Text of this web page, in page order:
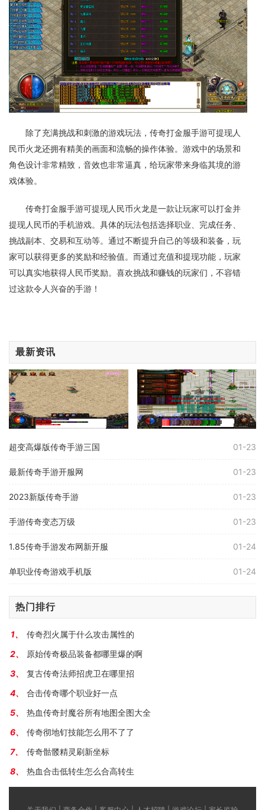
除了充满挑战和刺激的游戏玩法，传奇打金服手游可提现人
民币火龙还拥有精美的画面和流畅的操作体验。游戏中的场景和
角色设计非常精致，音效也非常逼真，给玩家带来身临其境的游
戏体验。
传奇打金服手游可提现人民币火龙是一款让玩家可以打金并
提现人民币的手机游戏。具体的玩法包括选择职业、完成任务、
挑战副本、交易和互动等。通过不断提升自己的等级和装备，玩
家可以获得更多的奖励和经验值。而通过充值和提现功能，玩家
可以真实地获得人民币奖励。喜欢挑战和赚钱的玩家们，不容错
过这款令人兴奋的手游！
最新资讯
超变高爆版传奇手游三国 01-23
最新传奇手游开服网 01-23
2023新版传奇手游 01-23
手游传奇变态万级 01-23
1.85传奇手游发布网新开服 01-24
单职业传奇游戏手机版 01-24
热门排行
传奇烈火属于什么攻击属性的
原始传奇极品装备都哪里爆的啊
复古传奇法师招虎卫在哪里招
合击传奇哪个职业好一点
热血传奇封魔谷所有地图全图大全
传奇彻地钉技能怎么用不了了
传奇骷髅精灵刷新坐标
热血合击低转生怎么合高转生